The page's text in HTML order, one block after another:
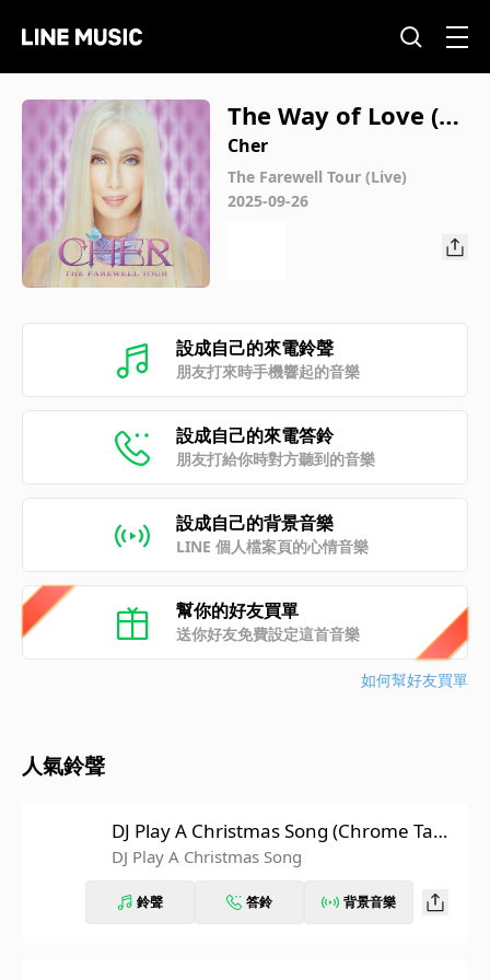
The Way of Love (Li
ve) [2025 Remaster]
Cher
The Farewell Tour (Live)
2025-09-26
設成自己的來電鈴聲
朋友打來時手機響起的音樂
設成自己的來電答鈴
朋友打給你時對方聽到的音樂
設成自己的背景音樂
LINE 個人檔案頁的心情音樂
幫你的好友買單
送你好友免費設定這首音樂
如何幫好友買單
人氣鈴聲
DJ Play A Christmas Song (Chrome Tape
s)
DJ Play A Christmas Song
鈴聲 答鈴 背景音樂